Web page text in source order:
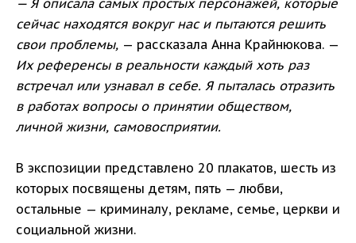
В АСПИРАНТУРУ
— Я описала самых простых персонажей, которые
сейчас находятся вокруг нас и пытаются решить
свои проблемы, — рассказала Анна Крайнюкова. —
Их референсы в реальности каждый хоть раз
встречал или узнавал в себе. Я пыталась отразить
в работах вопросы о принятии обществом,
личной жизни, самовосприятии.
В экспозиции представлено 20 плакатов, шесть из
которых посвящены детям, пять — любви,
остальные — криминалу, рекламе, семье, церкви и
социальной жизни.